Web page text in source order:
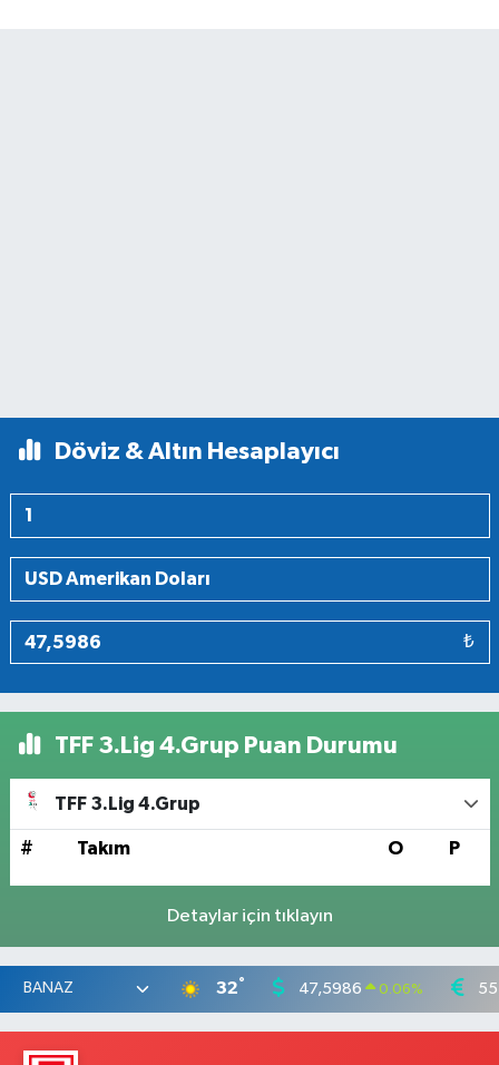
Döviz & Altın Hesaplayıcı
₺
TFF 3.Lig 4.Grup Puan Durumu
TFF 3.Lig 4.Grup
# Takım O P
Detaylar için tıklayın
32° 47,5986 0.06%